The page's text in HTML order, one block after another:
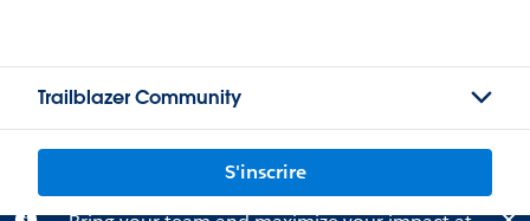
Trailblazer Community
S'inscrire